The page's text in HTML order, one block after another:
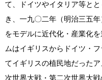
て、ドイツやイタリア等と
き、一九〇二年（明治三五
をモデルに近代化・産業化
ムはイギリスからドイツ・
てイギリスの植民地だった
次世界大戦・第二次世界大